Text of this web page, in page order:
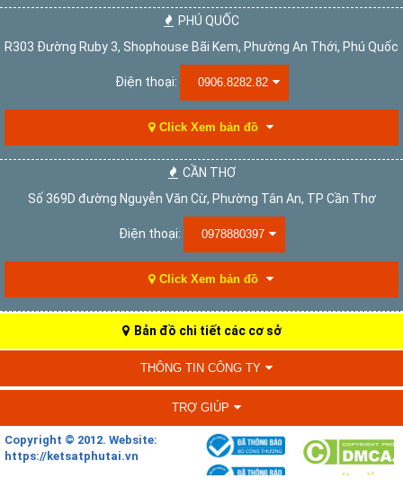
PHÚ QUỐC
R303 Đường Ruby 3, Shophouse Bãi Kem, Phường An Thới, Phú Quốc
Điện thoại: 0906.8282.82
Click Xem bản đồ
CẦN THƠ
Số 369D đường Nguyễn Văn Cừ, Phường Tân An, TP Cần Thơ
Điện thoại: 0978880397
Click Xem bản đồ
Bản đồ chi tiết các cơ sở
THÔNG TIN CÔNG TY
TRỢ GIÚP
Copyright © 2012. Website:
https://ketsatphutai.vn